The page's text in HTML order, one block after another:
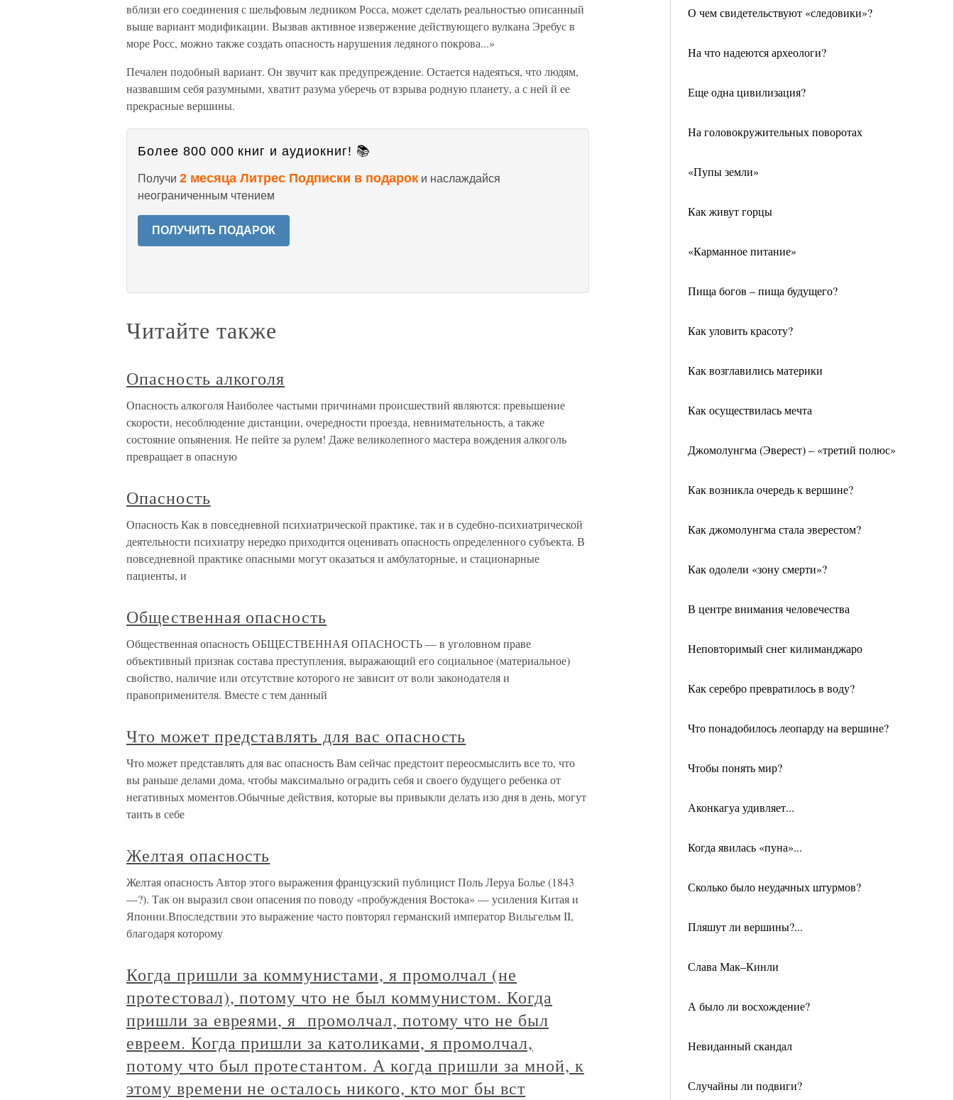
О чем свидетельствуют «следовики»?
На что надеются археологи?
Еще одна цивилизация?
На головокружительных поворотах
«Пупы земли»
Как живут горцы
«Карманное питание»
Пища богов – пища будущего?
Как уловить красоту?
Как возглавились материки
Как осуществилась мечта
Джомолунгма (Эверест) – «третий полюс»
Как возникла очередь к вершине?
Как джомолунгма стала эверестом?
Как одолели «зону смерти»?
В центре внимания человечества
Неповторимый снег килиманджаро
Как серебро превратилось в воду?
Что понадобилось леопарду на вершине?
Чтобы понять мир?
Аконкагуа удивляет...
Когда явилась «пуна»...
Сколько было неудачных штурмов?
Пляшут ли вершины?...
Слава Мак–Кинли
А было ли восхождение?
Невиданный скандал
Случайны ли подвиги?
вблизи его соединения с шельфовым ледником Росса, может сделать реальностью описанный
выше вариант модификации. Вызвав активное извержение действующего вулкана Эребус в
море Росс, можно также создать опасность нарушения ледяного покрова...»
Печален подобный вариант. Он звучит как предупреждение. Остается надеяться, что людям,
назвавшим себя разумными, хватит разума уберечь от взрыва родную планету, а с ней й ее
прекрасные вершины.
Более 800 000 книг и аудиокниг! 📚
Получи 2 месяца Литрес Подписки в подарок и наслаждайся
неограниченным чтением
ПОЛУЧИТЬ ПОДАРОК
Читайте также
Опасность алкоголя
Опасность алкоголя Наиболее частыми причинами происшествий являются: превышение
скорости, несоблюдение дистанции, очередности проезда, невнимательность, а также
состояние опьянения. Не пейте за рулем! Даже великолепного мастера вождения алкоголь
превращает в опасную
Опасность
Опасность Как в повседневной психиатрической практике, так и в судебно-психиатрической
деятельности психиатру нередко приходится оценивать опасность определенного субъекта. В
повседневной практике опасными могут оказаться и амбулаторные, и стационарные
пациенты, и
Общественная опасность
Общественная опасность ОБЩЕСТВЕННАЯ ОПАСНОСТЬ — в уголовном праве
объективный признак состава преступления, выражающий его социальное (материальное)
свойство, наличие или отсутствие которого не зависит от воли законодателя и
правоприменителя. Вместе с тем данный
Что может представлять для вас опасность
Что может представлять для вас опасность Вам сейчас предстоит переосмыслить все то, что
вы раньше делами дома, чтобы максимально оградить себя и своего будущего ребенка от
негативных моментов.Обычные действия, которые вы привыкли делать изо дня в день, могут
таить в себе
Желтая опасность
Желтая опасность Автор этого выражения французский публицист Поль Леруа Болье (1843
—?). Так он выразил свои опасения по поводу «пробуждения Востока» — усиления Китая и
Японии.Впоследствии это выражение часто повторял германский император Вильгельм II,
благодаря которому
Когда пришли за коммунистами, я промолчал (не
протестовал), потому что не был коммунистом. Когда
пришли за евреями, я промолчал, потому что не был
евреем. Когда пришли за католиками, я промолчал,
потому что был протестантом. А когда пришли за мной, к
этому времени не осталось никого, кто мог бы вст